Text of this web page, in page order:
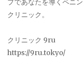
プであなたを導くペニ
クリニック。
クリニック 9ru
https://9ru.tokyo/